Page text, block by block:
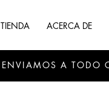
TIENDA ACERCA DE
ENVIAMOS A TODO